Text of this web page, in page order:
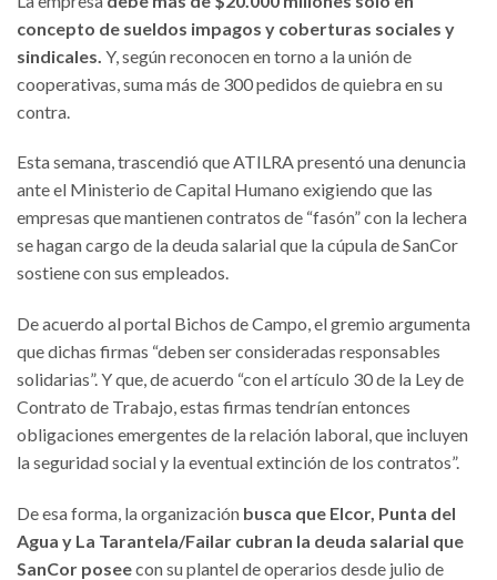
concepto de sueldos impagos y coberturas sociales y
sindicales. Y, según reconocen en torno a la unión de
cooperativas, suma más de 300 pedidos de quiebra en su
contra.
Esta semana, trascendió que ATILRA presentó una denuncia
ante el Ministerio de Capital Humano exigiendo que las
empresas que mantienen contratos de “fasón” con la lechera
se hagan cargo de la deuda salarial que la cúpula de SanCor
sostiene con sus empleados.
De acuerdo al portal Bichos de Campo, el gremio argumenta
que dichas firmas “deben ser consideradas responsables
solidarias”. Y que, de acuerdo “con el artículo 30 de la Ley de
Contrato de Trabajo, estas firmas tendrían entonces
obligaciones emergentes de la relación laboral, que incluyen
la seguridad social y la eventual extinción de los contratos”.
De esa forma, la organización busca que Elcor, Punta del
Agua y La Tarantela/Failar cubran la deuda salarial que
SanCor poseecon su plantel de operarios desde julio de